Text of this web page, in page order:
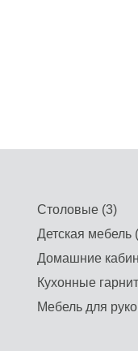
Столовые (3)
Детская мебель
Домашние
Кухонные
Мебель для